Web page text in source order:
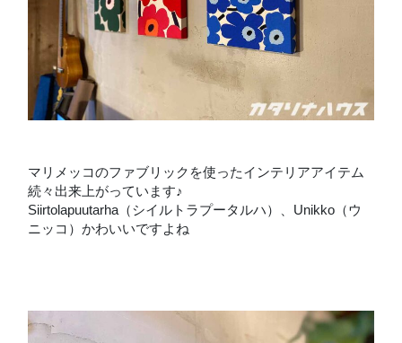
マリメッコのファブリックを使ったインテリアアイテム
続々出来上がっています♪
Siirtolapuutarha（シイルトラプータルハ）、Unikko（ウ
ニッコ）かわいいですよね